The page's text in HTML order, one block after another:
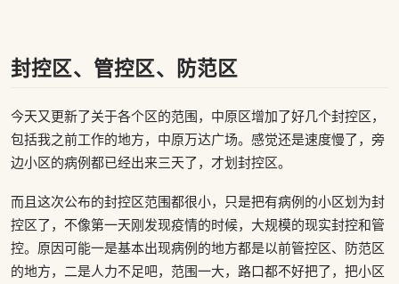
封控区、管控区、防范区
今天又更新了关于各个区的范围，中原区增加了好几个封控区，
包括我之前工作的地方，中原万达广场。感觉还是速度慢了，旁
边小区的病例都已经出来三天了，才划封控区。
而且这次公布的封控区范围都很小，只是把有病例的小区划为封
控区了，不像第一天刚发现疫情的时候，大规模的现实封控和管
控。原因可能一是基本出现病例的地方都是以前管控区、防范区
的地方，二是人力不足吧，范围一大，路口都不好把了，把小区